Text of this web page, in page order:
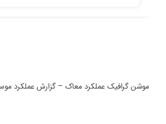
موشن گرافیک عملکرد معاک – گزارش عملکرد